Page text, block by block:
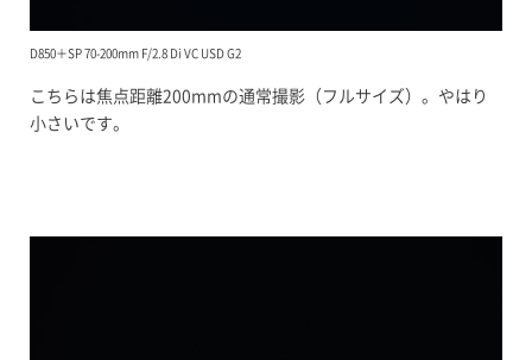
D850＋SP 70-200mm F/2.8 Di VC USD G2
こちらは焦点距離200mmの通常撮影（フルサイズ）。やはり
小さいです。